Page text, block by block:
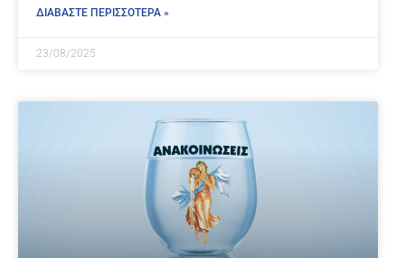
ΔΙΑΒΑΣΤΕ ΠΕΡΙΣΣΟΤΕΡΑ »
23/08/2025